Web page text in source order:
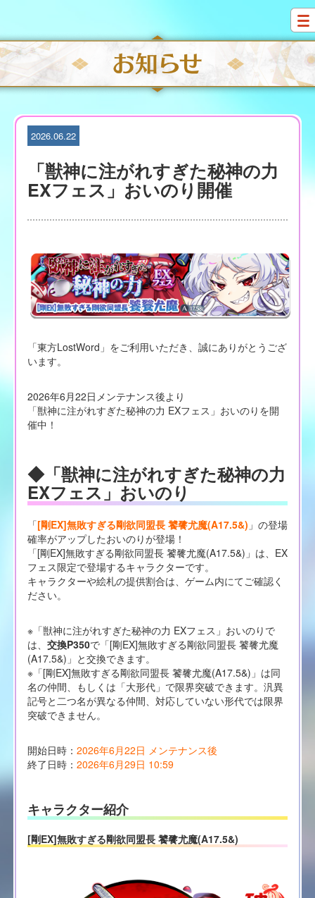
i
p
t
o
c
2026.06.22
「獣神に注がれすぎた秘神の力
EXフェス」おいのり開催
「東方LostWord」をご利用いただき、誠にありがとうござ
います。
2026年6月22日メンテナンス後より
「獣神に注がれすぎた秘神の力 EXフェス」おいのりを開
催中！
◆「獣神に注がれすぎた秘神の力
EXフェス」おいのり
「[剛EX]無敗すぎる剛欲同盟長 饕餮尤魔(A17.5&) 」の登場
確率がアップしたおいのりが登場！
「[剛EX]無敗すぎる剛欲同盟長 饕餮尤魔(A17.5&)」は、EX
フェス限定で登場するキャラクターです。
キャラクターや絵札の提供割合は、ゲーム内にてご確認く
ださい。
※「獣神に注がれすぎた秘神の力 EXフェス」おいのりで
は、 交換P350で「[剛EX]無敗すぎる剛欲同盟長 饕餮尤魔
(A17.5&)」と交換できます。
※「[剛EX]無敗すぎる剛欲同盟長 饕餮尤魔(A17.5&)」は同
名の仲間、もしくは「大形代」で限界突破できます。汎異
記号と二つ名が異なる仲間、対応していない形代では限界
突破できません。
開始日時： 2026年6月22日 メンテナンス後
終了日時： 2026年6月29日 10:59
キャラクター紹介
[剛EX]無敗すぎる剛欲同盟長 饕餮尤魔(A17.5&)